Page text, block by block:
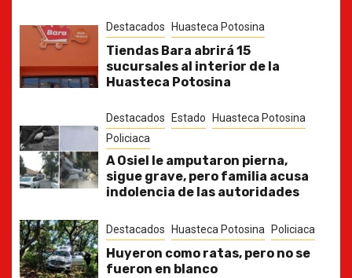
Destacados Huasteca Potosina
Tiendas Bara abrirá 15
sucursales al interior de la
Huasteca Potosina
Destacados Estado
Huasteca Potosina
Policiaca
A Osiel le amputaron pierna,
sigue grave, pero familia acusa
indolencia de las autoridades
Destacados Huasteca Potosina Policiaca
Huyeron como ratas, pero no se
fueron en blanco